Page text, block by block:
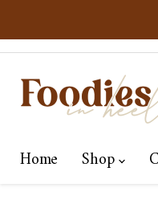
Home Shop